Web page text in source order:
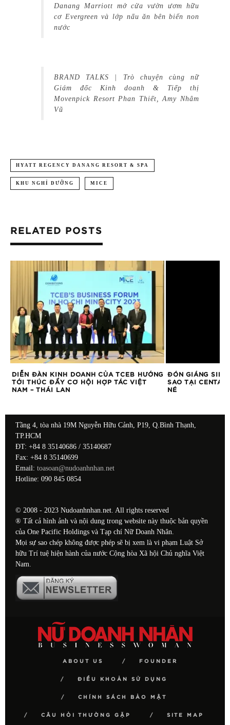
Danang Marriott mở cửa vườn ươm hữu
cơ Evergreen và lớp nấu ăn bên biển non
nước
BRAND TALKS | Trò chuyện cùng nữ
Giám đốc Kinh doanh & Tiếp thị
Movenpick Resort Phan Thiết, Amy Nhâm
Vũ
HYATT REGENCY DANANG RESORT & SPA
KHU NGHỈ DƯỠNG MICE
RELATED POSTS
DIỄN ĐÀN KINH DOANH CỦA TCEB HƯỚNG
TỚI THÚC ĐẨY CƠ HỘI HỢP TÁC VIỆT
NAM – THÁI LAN
ĐÓN GIÁNG
SAO TẠI
NÉ
Tầng 4, tòa nhà 19M Nguyễn Hữu Cảnh, P19, Q.Bình Thạnh,
TP.HCM
ĐT: +84 8 35140686 / 35140687
Fax: +84 8 35140699
Email: toasoan@nudoanhnhan.net
Hotline: 090 845 0854
© 2008 - 2023 Nudoanhnhan.net. All rights reserved
® Tất cả hình ảnh và nội dung trong website này thuộc bản quyền
của One Pacific Holdings và Tạp chí Nữ Doanh Nhân.
Mọi sự sao chép không được phép sẽ bị xem là vi phạm Luật Sở
hữu Trí tuệ hiện hành của nước Cộng hòa Xã hội Chủ nghĩa Việt
Nam.
ABOUT US FOUNDER
ĐIỀU KHOẢN SỬ DỤNG
CHÍNH SÁCH BẢO MẬT
CÂU HỎI THƯỜNG GẶP SITE MAP